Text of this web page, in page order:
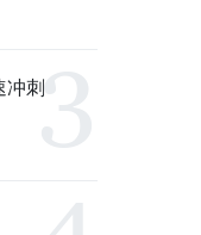
冲刺